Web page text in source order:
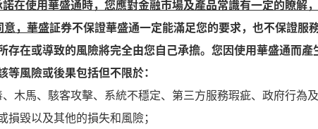
在使用華盛通時，您應對金融市場及產品常識有一定的瞭解
意，華盛証券不保證華盛通一定能滿足您的要求，也不保證服
存在或導致的風險將完全由您自己承擔。您因使用華盛通而
等風險或後果包括但不限於：
木馬、駭客攻擊、系統不穩定、第三方服務瑕疵、政府行為
損毀以及其他的損失和風險；